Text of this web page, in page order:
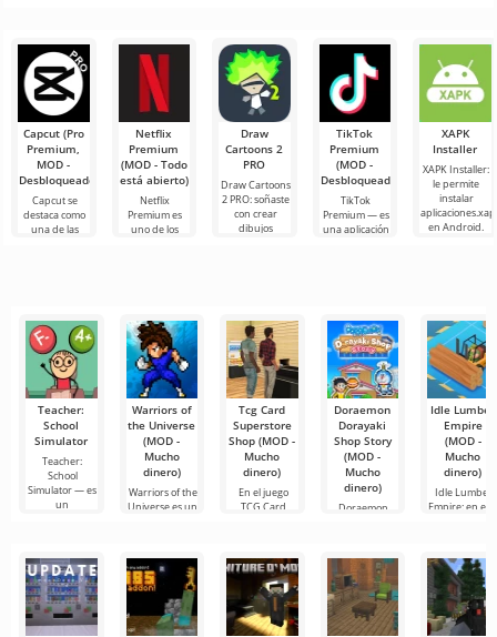
de los
animatrónicos
favoritos de
FNaF, que
agrega diversa
Minecraft que
Capcut (Pro
Premium,
MOD -
Desbloqueado)
Capcut se
destaca como
una de las
Netflix
Premium
(MOD - Todo
está abierto)
Netflix
Premium es
uno de los
Draw
Cartoons 2
PRO
Draw Cartoons
2 PRO: soñaste
con crear
dibujos
TikTok
Premium
(MOD -
Desbloqueado)
TikTok
Premium — es
una aplicación
XAPK
Installer
XAPK Installer:
le permite
instalar
en Android.
Teacher:
School
Simulator
Teacher:
School
Simulator — es
un
Warriors of
the Universe
(MOD -
Mucho
dinero)
Warriors of the
Universe es un
Tcg Card
Superstore
Shop (MOD -
Mucho
dinero)
En el juego
TCG Card
Doraemon
Dorayaki
Shop Story
(MOD -
Mucho
dinero)
Doraemon
Idle Lumber
Empire
(MOD -
Mucho
dinero)
Idle Lumber
Empire: en